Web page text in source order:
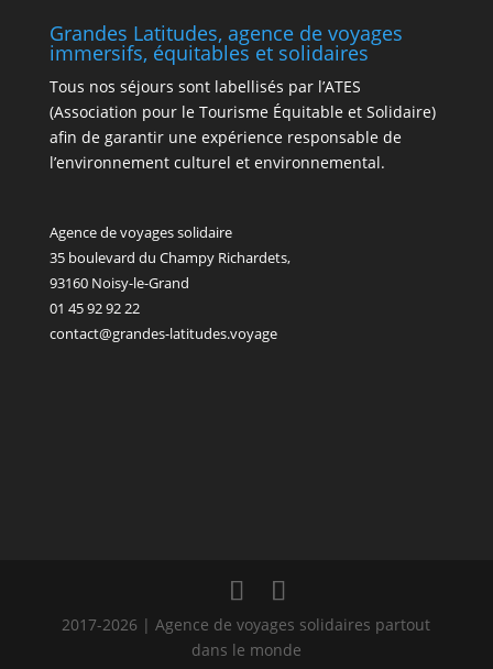
Grandes Latitudes, agence de voyages
immersifs, équitables et solidaires
Tous nos séjours sont labellisés par l’ATES
(Association pour le Tourisme Équitable et Solidaire)
afin de garantir une expérience responsable de
l’environnement culturel et environnemental.
Agence de voyages solidaire
35 boulevard du Champy Richardets,
93160 Noisy-le-Grand
01 45 92 92 22
contact@grandes-latitudes.voyage
2017-2026 | Agence de voyages solidaires partout
dans le monde